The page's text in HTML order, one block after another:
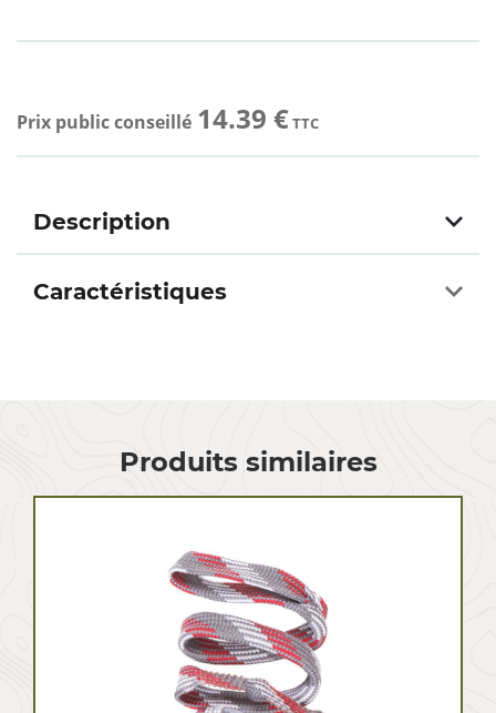
Prix public conseillé 14.39 €TTC
Description
Caractéristiques
Produits similaires